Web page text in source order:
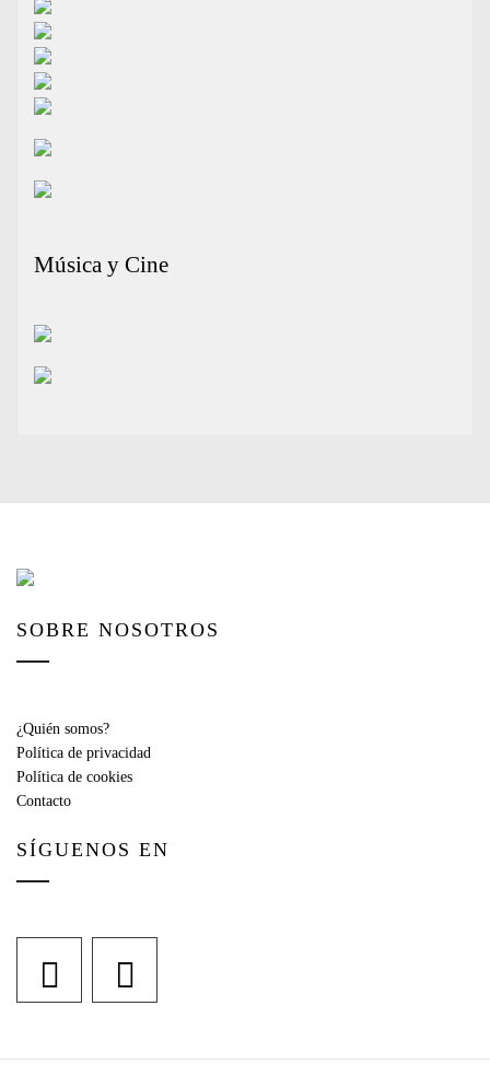
Música y Cine
SOBRE NOSOTROS
¿Quién somos?
Política de privacidad
Política de cookies
Contacto
SÍGUENOS EN